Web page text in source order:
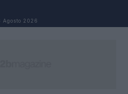
Agosto 2026